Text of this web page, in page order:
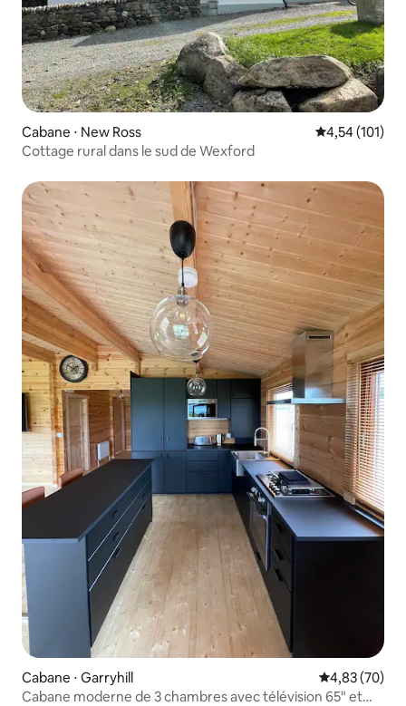
Cabane ⋅ New Ross Évaluation
4,54 (101)
Cottage rural dans le sud de Wexford
Cabane ⋅ Garryhill Évaluation
4,83 (70)
Cabane moderne de 3 chambres avec télévision 65" et